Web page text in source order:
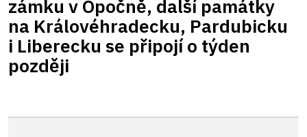
zámku v Opočně, další památky
na Královéhradecku, Pardubicku
i Liberecku se připojí o týden
později